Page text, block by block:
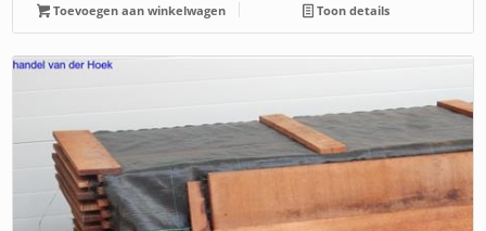
Toevoegen aan winkelwagen Toon details